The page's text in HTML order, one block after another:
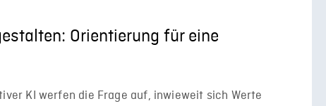
Orientierung für eine
KI werfen die Frage auf, inwieweit sich Werte